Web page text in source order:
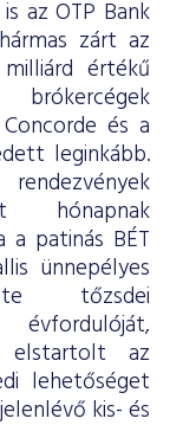
az OTP Bank
zárt az
értékű
és a
leginkább.
hónapnak
patinás BÉT
ünnepélyes
tőzsdei
elstartolt az
lehetőséget
kis- és